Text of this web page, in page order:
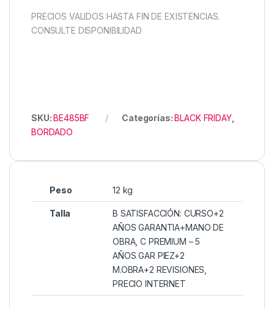
PRECIOS VALIDOS HASTA FIN DE EXISTENCIAS.
CONSULTE DISPONIBILIDAD
SKU:BE485BF Categorías:BLACK FRIDAY,
BORDADO
Peso 12 kg
Talla
B SATISFACCIÓN: CURSO+2
AÑOS GARANTIA+MANO DE
OBRA, C PREMIUM – 5
AÑOS GAR PIEZ+2
M.OBRA+2 REVISIONES,
PRECIO INTERNET